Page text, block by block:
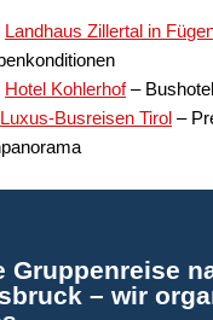
Landhaus Zillertal in
Hotel Kohlerhof–
Luxus-Busreisen Tirol –
Gruppenreise
– wir